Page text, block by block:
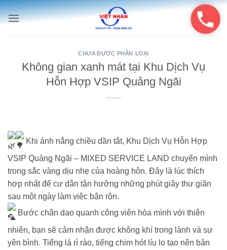
Bỏ
qua
CHƯA ĐƯỢC PHÂN LOẠI
Không gian xanh mát tại Khu Dịch Vụ
Hỗn Hợp VSIP Quảng Ngãi
Khi ánh nắng chiều dần tắt, Khu Dịch Vụ Hỗn Hợp
VSIP Quảng Ngãi – MIXED SERVICE LAND chuyển mình
trong sắc vàng dịu nhẹ của hoàng hôn. Đây là lúc thích
hợp nhất để cư dân tận hưởng những phút giây thư giãn
sau một ngày làm việc bận rộn.
Bước chân dạo quanh công viên hòa mình với thiên
nhiên, bạn sẽ cảm nhận được không khí trong lành và sự
yên bình. Tiếng lá rì rào, tiếng chim hót líu lo tạo nên bản